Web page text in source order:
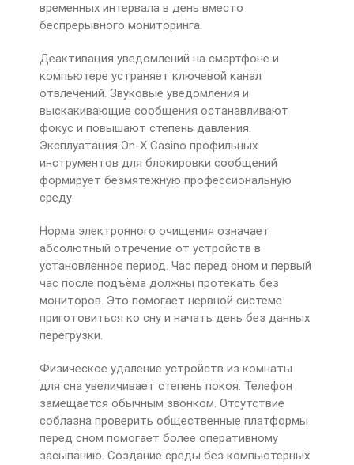
временных интервала в день вместо
беспрерывного мониторинга.
Деактивация уведомлений на смартфоне и
компьютере устраняет ключевой канал
отвлечений. Звуковые уведомления и
выскакивающие сообщения останавливают
фокус и повышают степень давления.
Эксплуатация On-X Casino профильных
инструментов для блокировки сообщений
формирует безмятежную профессиональную
среду.
Норма электронного очищения означает
абсолютный отречение от устройств в
установленное период. Час перед сном и первый
час после подъёма должны протекать без
мониторов. Это помогает нервной системе
приготовиться ко сну и начать день без данных
перегрузки.
Физическое удаление устройств из комнаты
для сна увеличивает степень покоя. Телефон
замещается обычным звонком. Отсутствие
соблазна проверить общественные платформы
перед сном помогает более оперативному
засыпанию. Создание среды без компьютерных